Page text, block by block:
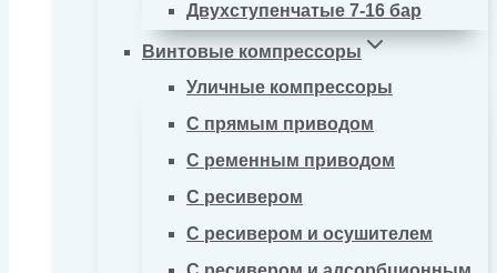
Двухступенчатые 7-16 бар
Винтовые компрессоры
Уличные компрессоры
С прямым приводом
С ременным приводом
С ресивером
С ресивером и осушителем